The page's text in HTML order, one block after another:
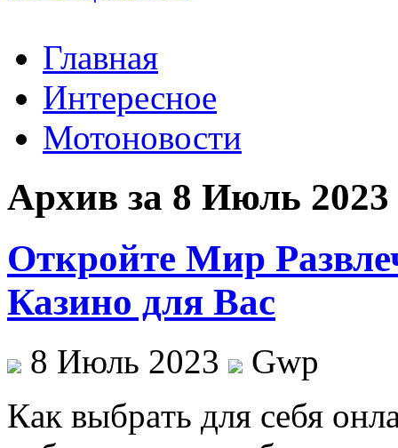
Главная
Интересное
Мотоновости
Архив за 8 Июль 2023
Откройте Мир
Казино для Вас
8 Июль 2023
Gwp
Кaк выбрaть для себя